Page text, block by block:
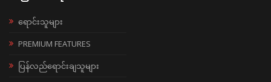
ရောင်းသူများ
PREMIUM FEATURES
ပြန်လည်ရောင်းချသူများ